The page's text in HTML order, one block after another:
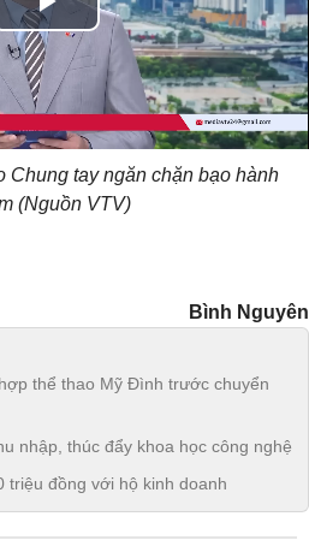
Play
Video
Chung tay ngăn chặn bạo hành
(Nguồn VTV)
Bình Nguyên
thể thao Mỹ Đình trước chuyển
nhập, thúc đẩy khoa học công nghệ
triệu đồng với hộ kinh doanh